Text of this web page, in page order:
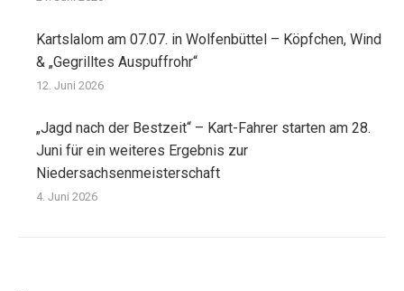
Kartslalom am 07.07. in Wolfenbüttel – Köpfchen, Wind
& „Gegrilltes Auspuffrohr“
12. Juni 2026
„Jagd nach der Bestzeit“ – Kart-Fahrer starten am 28.
Juni für ein weiteres Ergebnis zur
Niedersachsenmeisterschaft
4. Juni 2026